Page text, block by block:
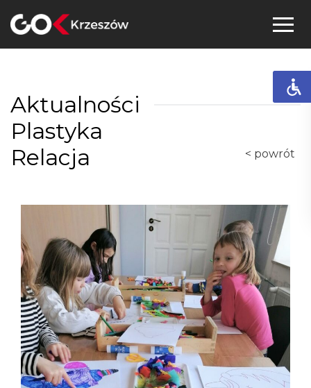
to
Aktualności
Plastyka
Relacja
< powrót